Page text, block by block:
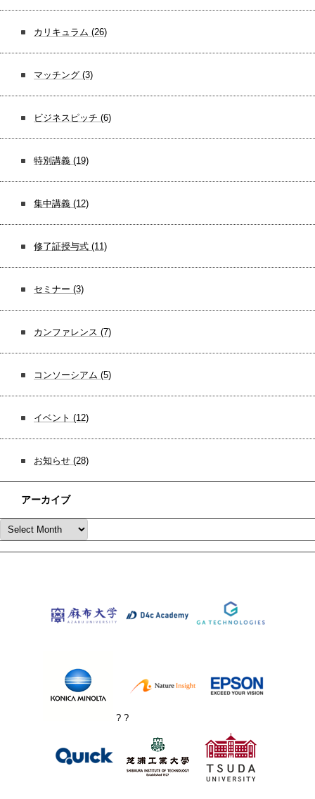
カリキュラム (26)
マッチング (3)
ビジネスピッチ (6)
特別講義 (19)
集中講義 (12)
修了証授与式 (11)
セミナー (3)
カンファレンス (7)
コンソーシアム (5)
イベント (12)
お知らせ (28)
アーカイブ
? ?